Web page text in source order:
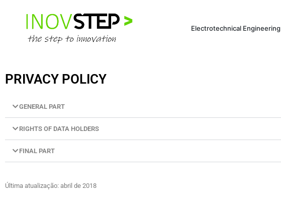
Electrotechnical Engineering
PRIVACY POLICY
GENERAL PART
RIGHTS OF DATA HOLDERS
FINAL PART
Última atualização: abril de 2018